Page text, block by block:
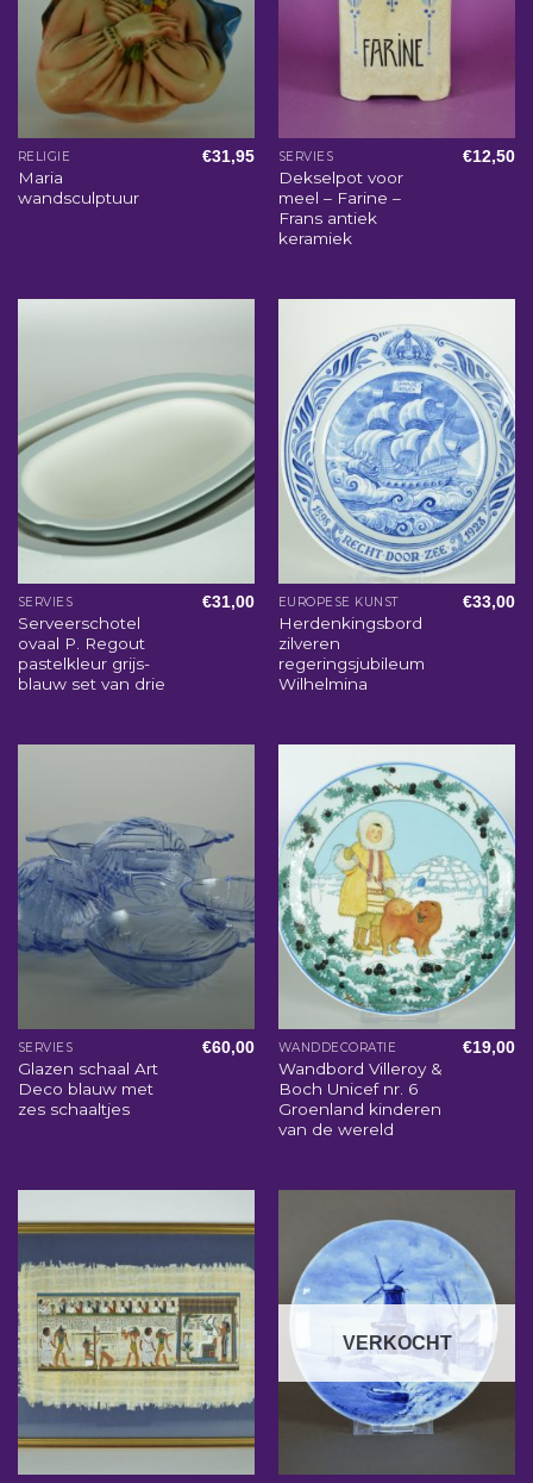
RELIGIE
Maria
wandsculptuur
€31,95 SERVIES
Dekselpot voor
meel – Farine –
Frans antiek
keramiek
€12,50
SERVIES
Serveerschotel
ovaal P. Regout
pastelkleur grijs-
blauw set van drie
€31,00 EUROPESE KUNST
Herdenkingsbord
zilveren
regeringsjubileum
Wilhelmina
€33,00
SERVIES
Glazen schaal Art
Deco blauw met
zes schaaltjes
€60,00 WANDDECORATIE
Wandbord Villeroy &
Boch Unicef nr. 6
Groenland kinderen
van de wereld
€19,00
VERKOCHT